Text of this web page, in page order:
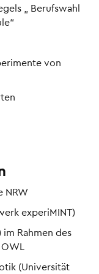
„ Berufswahl
von
NRW
experiMINT)
Rahmen des
(Universität